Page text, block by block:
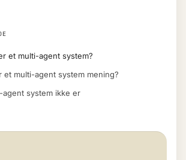
et multi-agent system?
et multi-agent system mening?
agent system ikke er